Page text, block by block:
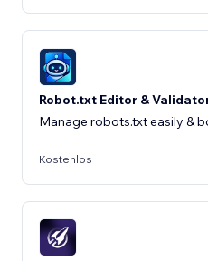
Robot.txt Editor &
Manage robots.txt easily &
Kostenlos